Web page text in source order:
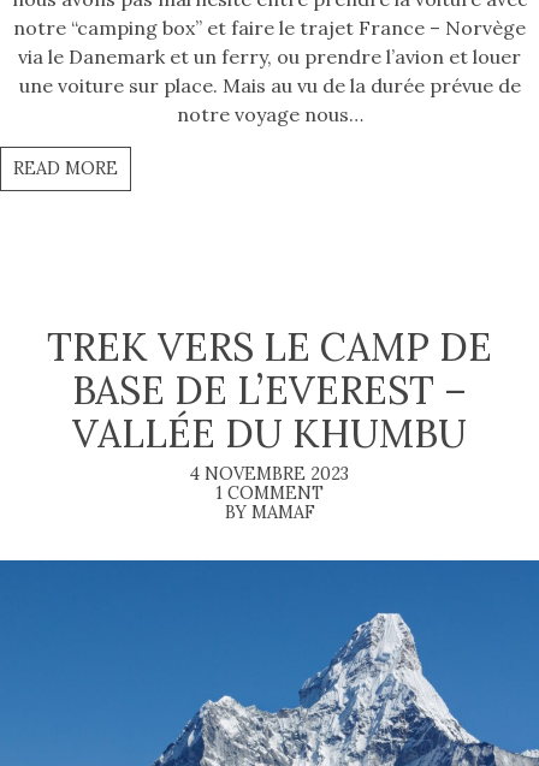
notre “camping box” et faire le trajet France – Norvège
via le Danemark et un ferry, ou prendre l’avion et louer
une voiture sur place. Mais au vu de la durée prévue de
notre voyage nous…
READ MORE
TREK VERS LE CAMP DE
BASE DE L’EVEREST –
VALLÉE DU KHUMBU
4 NOVEMBRE 2023
1 COMMENT
BY MAMAF